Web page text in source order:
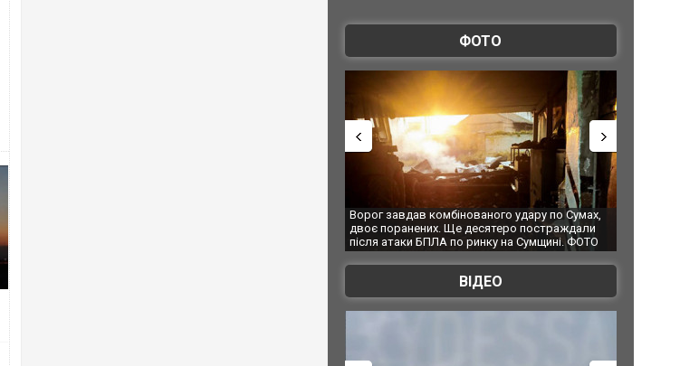
ФОТО
Ворог завдав комбінованого удару по Сумах,
двоє поранених. Ще десятеро постраждали
після атаки БПЛА по ринку на Сумщині. ФОТО
За 2000 кілометрів від кордону з Україною: в
Єкатеринбурзі після атаки дронів загорівся
склад Wildberries. ФОТО. ВІДЕО
ВІДЕО